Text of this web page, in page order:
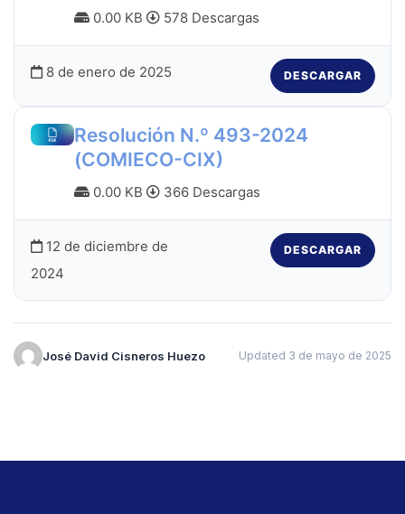
0.00 KB 578 Descargas
8 de enero de 2025 DESCARGAR
Resolución N.º 493-2024
(COMIECO-CIX)
0.00 KB 366 Descargas
12 de diciembre de
2024
DESCARGAR
José David Cisneros Huezo Updated 3 de mayo de 2025